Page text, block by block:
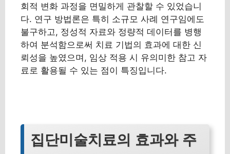
회적 변화 과정을 면밀하게 관찰할 수 있었습니
다. 연구 방법론은 특히 소규모 사례 연구임에도
불구하고, 정성적 자료와 정량적 데이터를 병행
하여 분석함으로써 치료 기법의 효과에 대한 신
뢰성을 높였으며, 임상 적용 시 유의미한 참고 자
료로 활용될 수 있는 점이 특징입니다.
집단미술치료의 효과와 주